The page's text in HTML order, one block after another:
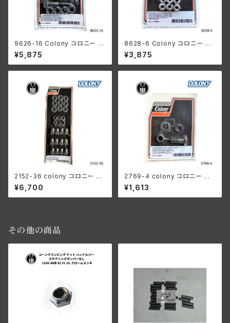
9626-16 Colony コロニー パ
ーカーライズド ロワー モーター
マウントキット ハーレーダビッド
ソン 1929-1973年 45 モデル
1936年 VL
¥5,875
8628-6 Colony コロニー ス
ロット付き 1/4-24 スレッド ナッ
ト ハーレーダビッドソン JD DL
RL J シングル 1911-1936年 カ
¥3,875
2152-36 colony コロニー シ
リンダー ヘッドナット 3/8-16
キット ハーレーダビッドソン
¥6,700
2769-4 colony コロニー キッ
クスターター ペダル マウントキ
ット ハーレーダビッドソン
¥1,613
その他の商品